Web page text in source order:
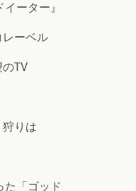
ーター』
ーベル
TV
りは
た「ゴッド